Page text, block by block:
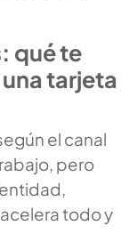
qué te
tarjeta
el canal
pero
todo y